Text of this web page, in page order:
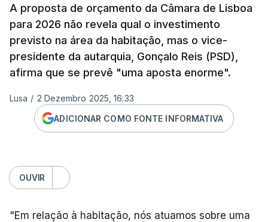
A proposta de orçamento da Câmara de Lisboa
para 2026 não revela qual o investimento
previsto na área da habitação, mas o vice-
presidente da autarquia, Gonçalo Reis (PSD),
afirma que se prevê "uma aposta enorme".
Lusa / 2 Dezembro 2025, 16:33
ADICIONAR COMO FONTE INFORMATIVA
OUVIR
"Em relação à habitação, nós atuamos sobre uma